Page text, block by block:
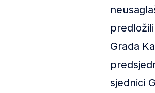
Grada
sjednici